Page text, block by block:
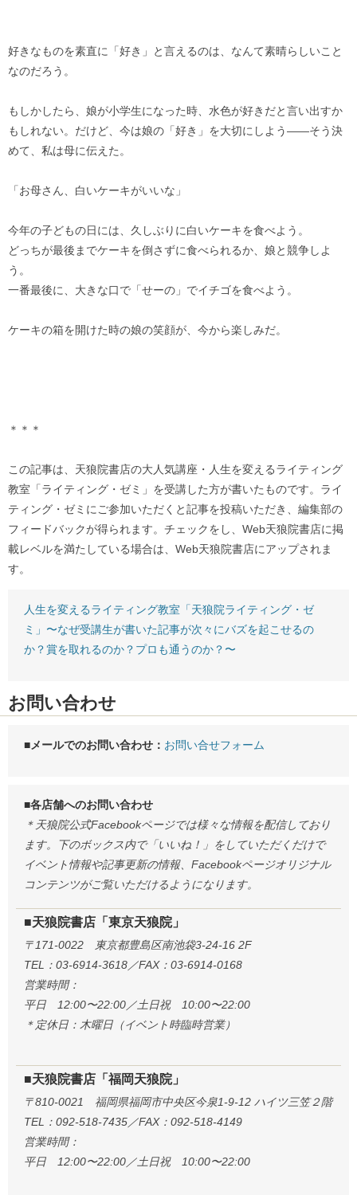
好きなものを素直に「好き」と言えるのは、なんて素晴らしいこと
なのだろう。
もしかしたら、娘が小学生になった時、水色が好きだと言い出すか
もしれない。だけど、今は娘の「好き」を大切にしよう――そう決
めて、私は母に伝えた。
「お母さん、白いケーキがいいな」
今年の子どもの日には、久しぶりに白いケーキを食べよう。
どっちが最後までケーキを倒さずに食べられるか、娘と競争しよ
う。
一番最後に、大きな口で「せーの」でイチゴを食べよう。
ケーキの箱を開けた時の娘の笑顔が、今から楽しみだ。
＊＊＊
この記事は、天狼院書店の大人気講座・人生を変えるライティング
教室「ライティング・ゼミ」を受講した方が書いたものです。ライ
ティング・ゼミにご参加いただくと記事を投稿いただき、編集部の
フィードバックが得られます。チェックをし、Web天狼院書店に掲
載レベルを満たしている場合は、Web天狼院書店にアップされま
す。
人生を変えるライティング教室「天狼院ライティング・ゼ
ミ」〜なぜ受講生が書いた記事が次々にバズを起こせるの
か？賞を取れるのか？プロも通うのか？〜
お問い合わせ
■メールでのお問い合わせ： お問い合せフォーム
■各店舗へのお問い合わせ
＊天狼院公式Facebookページでは様々な情報を配信しており
ます。下のボックス内で「いいね！」をしていただくだけで
イベント情報や記事更新の情報、Facebookページオリジナル
コンテンツがご覧いただけるようになります。
■天狼院書店「東京天狼院」
〒171-0022 東京都豊島区南池袋3-24-16 2F
TEL：03-6914-3618／FAX：03-6914-0168
営業時間：
平日 12:00〜22:00／土日祝 10:00〜22:00
＊定休日：木曜日（イベント時臨時営業）
■天狼院書店「福岡天狼院」
〒810-0021 福岡県福岡市中央区今泉1-9-12 ハイツ三笠２階
TEL：092-518-7435／FAX：092-518-4149
営業時間：
平日 12:00〜22:00／土日祝 10:00〜22:00